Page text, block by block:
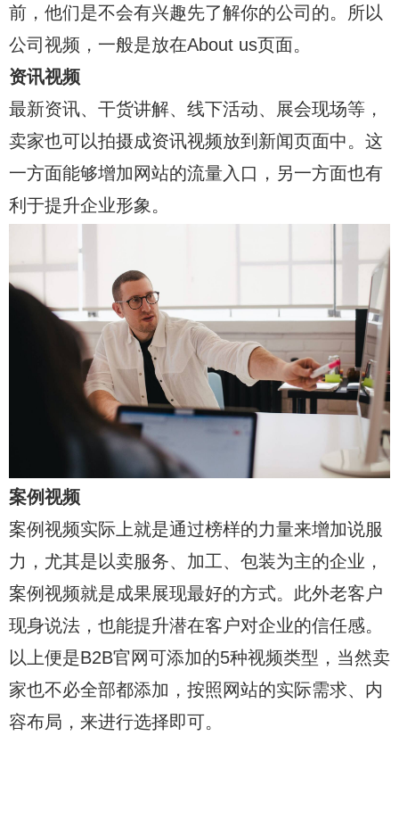
前，他们是不会有兴趣先了解你的公司的。所以
公司视频，一般是放在About us页面。
资讯视频
最新资讯、干货讲解、线下活动、展会现场等，
卖家也可以拍摄成资讯视频放到新闻页面中。这
一方面能够增加网站的流量入口，另一方面也有
利于提升企业形象。
案例视频
案例视频实际上就是通过榜样的力量来增加说服
力，尤其是以卖服务、加工、包装为主的企业，
案例视频就是成果展现最好的方式。此外老客户
现身说法，也能提升潜在客户对企业的信任感。
以上便是B2B官网可添加的5种视频类型，当然卖
家也不必全部都添加，按照网站的实际需求、内
容布局，来进行选择即可。